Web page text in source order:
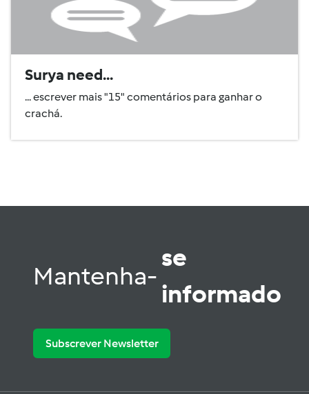
Surya need...
... escrever mais "15" comentários para ganhar o
crachá.
Mantenha-
se
informado
Subscrever Newsletter